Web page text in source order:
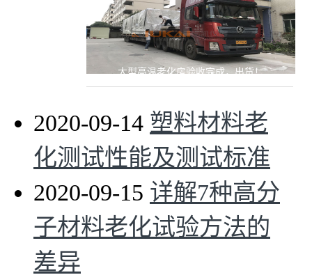
大型高温老化房验收完成，出货！
2020-09-14 塑料材料老
化测试性能及测试标准
2020-09-15 详解7种高分
子材料老化试验方法的
差异